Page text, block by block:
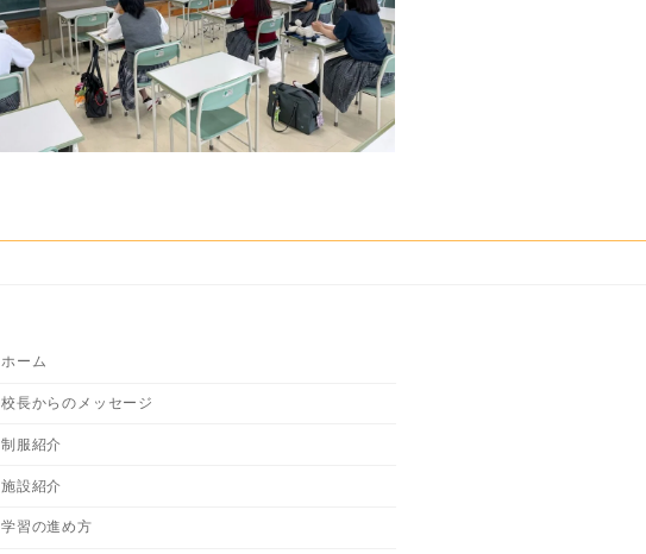
ホーム
校長からのメッセージ
制服紹介
施設紹介
学習の進め方